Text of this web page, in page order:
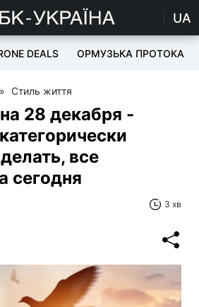
UA
DEALS ОРМУЗЬКА ПРОТОКА
» Стиль життя
28 декабря -
все
сегодня
3 хв